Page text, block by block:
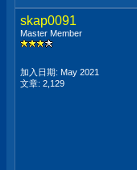
skap0091
Master Member
加入日期: May 2021
文章: 2,129